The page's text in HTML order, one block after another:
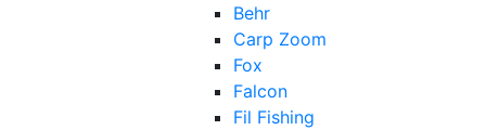
Behr
Carp Zoom
Fox
Falcon
Fil Fishing